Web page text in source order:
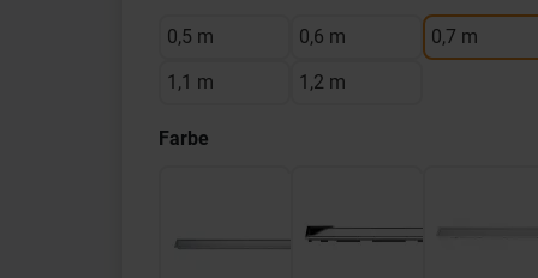
0,5 m 0,6 m 0,7 m
1,1 m
1,2 m
Farbe